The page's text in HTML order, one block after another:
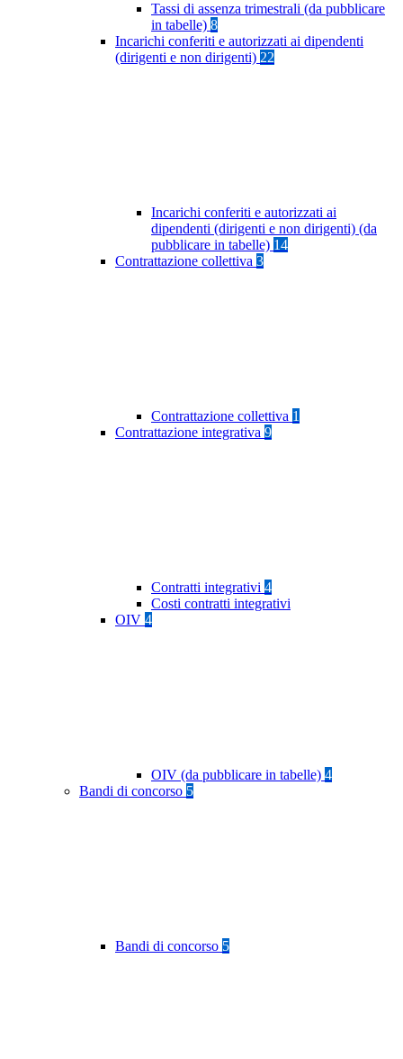
Tassi di assenza trimestrali (da pubblicare
in tabelle) 8
Incarichi conferiti e autorizzati ai dipendenti
(dirigenti e non dirigenti) 22
Incarichi conferiti e autorizzati ai
dipendenti (dirigenti e non dirigenti) (da
pubblicare in tabelle) 14
Contrattazione collettiva 3
Contrattazione collettiva 1
Contrattazione integrativa 9
Contratti integrativi 4
Costi contratti integrativi
OIV 4
OIV (da pubblicare in tabelle) 4
Bandi di concorso 5
Bandi di concorso 5